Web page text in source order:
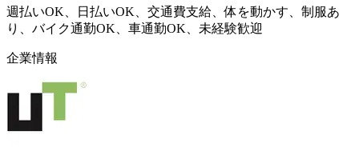
週払いOK、日払いOK、交通費支給、体を動かす、制服あ
り、バイク通勤OK、車通勤OK、未経験歓迎
企業情報